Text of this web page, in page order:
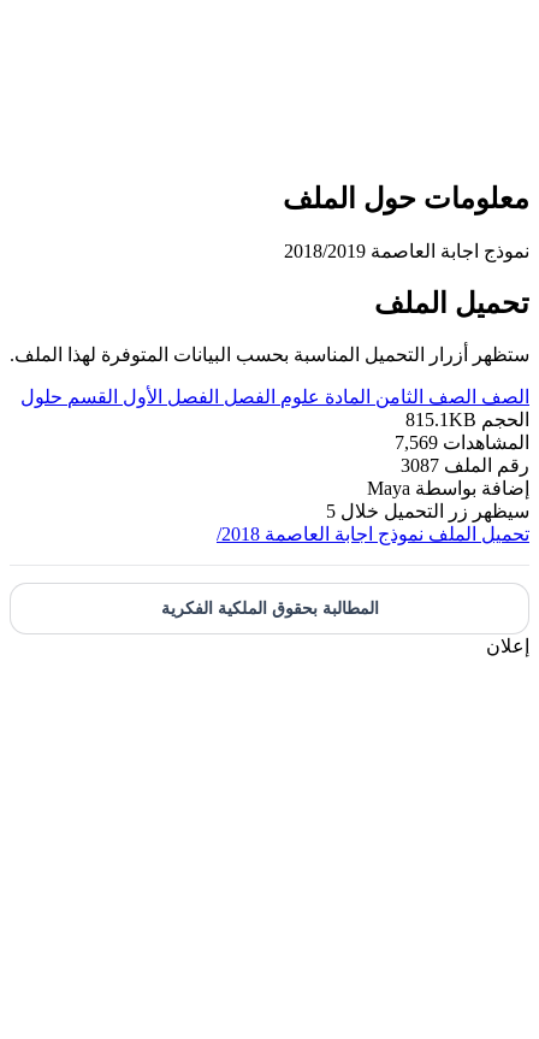
حول الملف
اجابة العاصمة 2018/2019
الملف
أزرار التحميل المناسبة بحسب البيانات المتوفرة لهذا الملف.
الصف الثامن المادة علوم الفصل الفصل الأول القسم حلول
815.1KB
7,569
الملف 3087
بواسطة Maya
زر التحميل خلال 5
الملف نموذج اجابة العاصمة 2018/
المطالبة بحقوق الملكية الفكرية